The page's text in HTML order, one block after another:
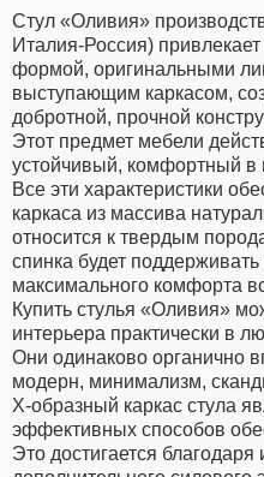
Стул «Оливия»
Италия-Россия)
формой, оригинальными
выступающим каркасом,
добротной, прочной
Этот предмет мебели
устойчивый, комфортный в
Все эти характеристики
каркаса из массива
относится к твердым
спинка будет
максимального комфорта
Купить стулья «Оливия»
интерьера практически в
Они одинаково органично
модерн, минимализм,
Х-образный каркас стула
эффективных способов
Это достигается